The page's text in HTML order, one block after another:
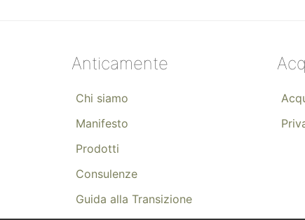
Anticamente
Chi siamo
Manifesto
Prodotti
Consulenze
Guida alla Transizione